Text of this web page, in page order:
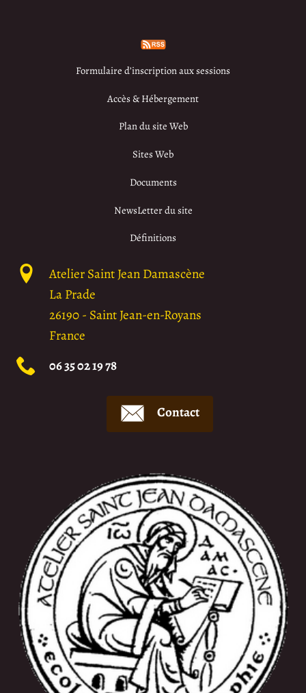
Formulaire d’inscription aux sessions
Accès & Hébergement
Plan du site Web
Sites Web
Documents
NewsLetter du site
Définitions
Atelier Saint Jean Damascène
La Prade
26190- Saint Jean-en-Royans
France
06 35 02 19 78
Contact